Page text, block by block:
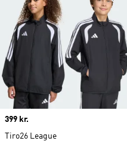
Price
399 kr.
Tiro26 League